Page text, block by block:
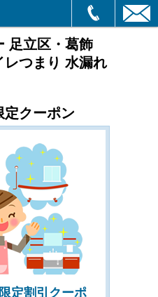
足立区・葛飾
レつまり 水漏れ
定クーポン
定割引クーポ